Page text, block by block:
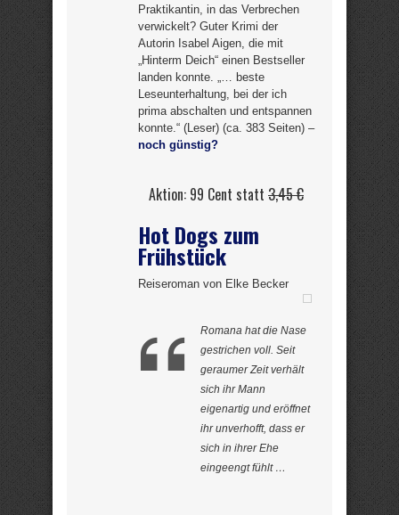
Praktikantin, in das Verbrechen
verwickelt? Guter Krimi der
Autorin Isabel Aigen, die mit
„Hinterm Deich“ einen Bestseller
landen konnte. „… beste
Leseunterhaltung, bei der ich
prima abschalten und entspannen
konnte.“ (Leser) (ca. 383 Seiten) –
noch günstig?
Aktion: 99 Cent statt 3,45 €
Hot Dogs zum
Frühstück
Reiseroman von Elke Becker
Romana hat die Nase
gestrichen voll. Seit
geraumer Zeit verhält
sich ihr Mann
eigenartig und eröffnet
ihr unverhofft, dass er
sich in ihrer Ehe
eingeengt fühlt …